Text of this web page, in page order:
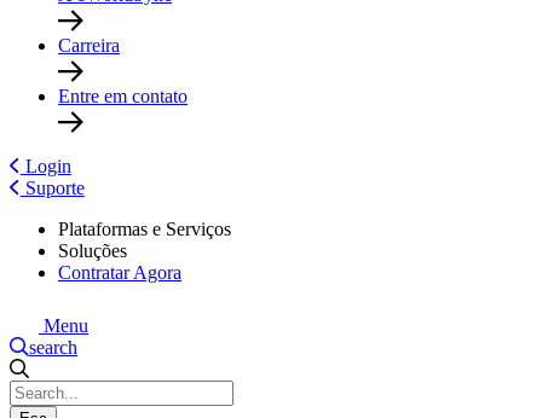
Carreira
Entre em contato
Login
Suporte
Plataformas e Serviços
Soluções
Contratar Agora
Menu
search